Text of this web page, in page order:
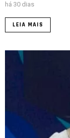
há 30 dias
LEIA MAIS